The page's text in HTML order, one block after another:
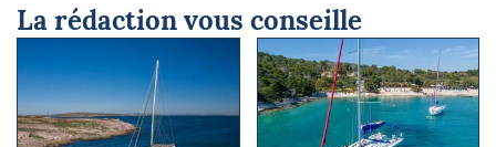
La rédaction vous conseille